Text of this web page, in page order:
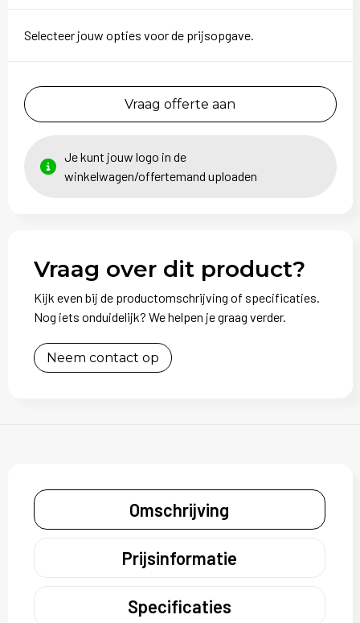
Veiligheidsvesten en Veiligheidshesjes
Vesten
Selecteer jouw opties voor de prijsopgave.
Vraag offerte aan
Je kunt jouw logo in de
winkelwagen/offertemand uploaden
Vraag over dit product?
Kijk even bij de productomschrijving of specificaties.
Nog iets onduidelijk? We helpen je graag verder.
Neem contact op
Omschrijving
Prijsinformatie
Specificaties